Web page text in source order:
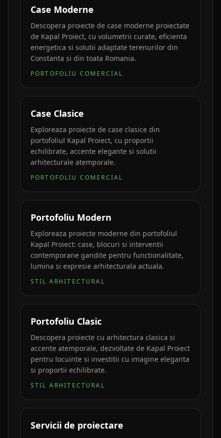
Case Moderne
Descopera proiecte de case moderne proiectate
de Kapal Proiect, cu volumetrii curate, eficienta
energetica si solutii adaptate terenurilor din
Constanta si din toata Romania.
PORTOFOLIU COMERCIAL
Case Clasice
Exploreaza proiecte de case clasice din
portofoliul Kapal Proiect, cu proportii
echilibrate, accente elegante si solutii
arhitecturale atemporale.
PORTOFOLIU COMERCIAL
Portofoliu Modern
Exploreaza proiecte moderne din portofoliul
Kapal Proiect: case, blocuri si interventii
contemporane gandite pentru functionalitate,
lumina si expresie arhitecturala actuala.
STIL ARHITECTURAL
Portofoliu Clasic
Descopera proiecte cu arhitectura clasica si
accente atemporale, dezvoltate de Kapal Proiect
pentru locuinte si investitii cu imagine eleganta
si proportii echilibrate.
STIL ARHITECTURAL
Servicii de proiectare